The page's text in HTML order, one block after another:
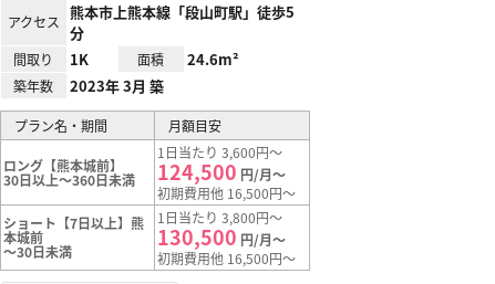
アクセス
熊本市上熊本線「段山町駅」徒歩5
分
間取り 1K 面積 24.6m²
築年数 2023年 3月 築
プラン名・期間 月額目安
ロング【熊本城前】
30日以上～360日未満
1日当たり 3,600円～
124,500 円/月～
初期費用他 16,500円～
ショート【7日以上】熊
本城前
～30日未満
1日当たり 3,800円～
130,500 円/月～
初期費用他 16,500円～